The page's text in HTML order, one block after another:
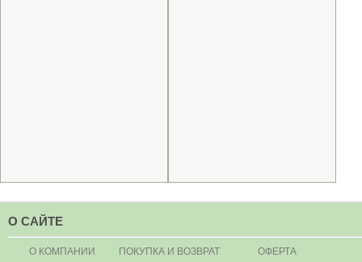
О САЙТЕ
О КОМПАНИИ ПОКУПКА И ВОЗВРАТ ОФЕРТА